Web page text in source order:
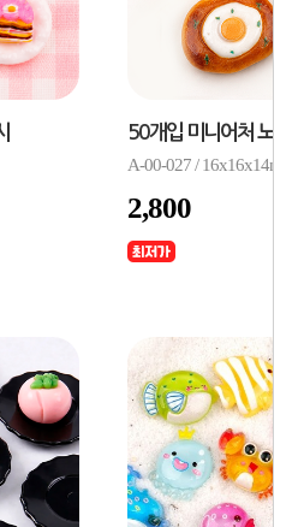
50개입 미니어처 노릇
A-00-027 / 16x16x14mm
2,800